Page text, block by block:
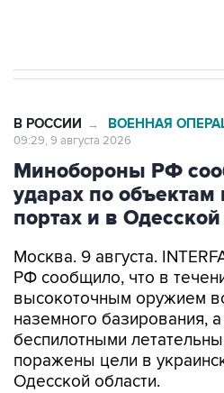
В РОССИИ → ВОЕННАЯ
09:29, 9 августа 2026
Минобороны РФ
ударах по объектам
портах и в
Москва. 9 августа.
РФ сообщило, что в
высокоточным оружием
наземного базирования,
беспилотными
поражены цели в
Одесской области.